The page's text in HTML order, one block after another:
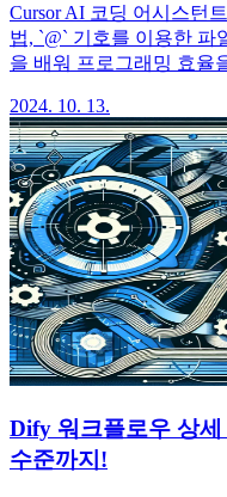
Cursor AI 코딩 어시스턴
법, `@` 기호를 이용한 파
을 배워 프로그래밍 효율
2024. 10. 13.
Dify 워크플로우 상
수준까지!